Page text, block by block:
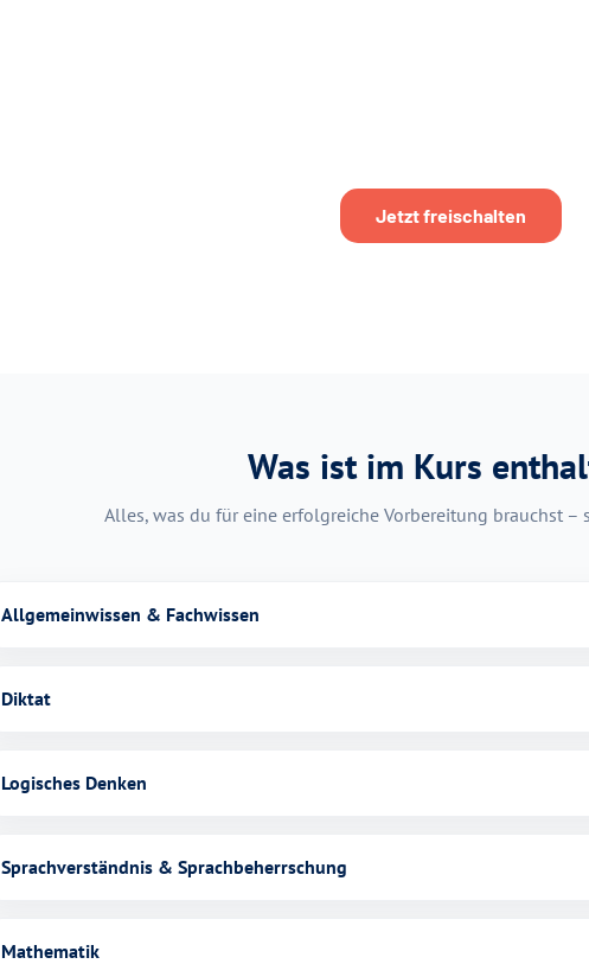
Jetzt freischalten
Was ist im Kurs
Alles, was du für eine erfolgreiche Vorbereitung brauchst –
Allgemeinwissen & Fachwissen
Diktat
Logisches Denken
Sprachverständnis & Sprachbeherrschung
Mathematik